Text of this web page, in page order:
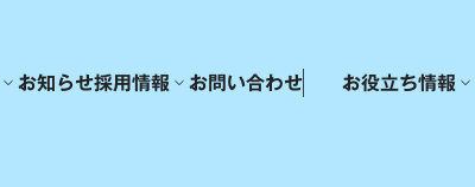
お知らせ採用情報 お問い合わせ お役立ち情報